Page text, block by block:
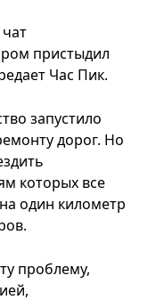
пристыдил
Час Пик.
запустило
дорог. Но
которых все
один километр
проблему,